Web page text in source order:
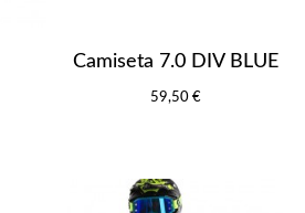
Camiseta 7.0 DIV BLUE
59,50 €